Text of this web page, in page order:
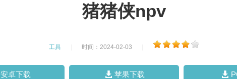
猪猪侠npv
工具 时间：2024-02-03
安卓下载 苹果下载